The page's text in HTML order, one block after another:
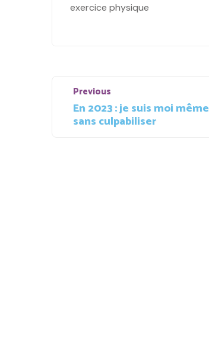
exercice physique
Navigation
de
Previous
Previous
En 2023 : je suis moi même
sans culpabiliser